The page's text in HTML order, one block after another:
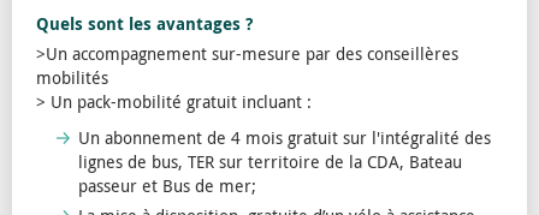
Quels sont les avantages ?
>Un accompagnement sur-mesure par des conseillères
mobilités
> Un pack-mobilité gratuit incluant :
Un abonnement de 4 mois gratuit sur l'intégralité des
lignes de bus, TER sur territoire de la CDA, Bateau
passeur et Bus de mer;